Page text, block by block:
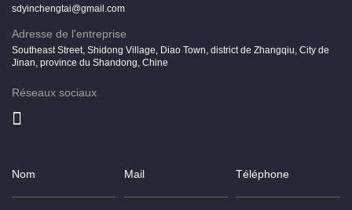
sdyinchengtai@gmail.com
Adresse de l'entreprise
Southeast Street, Shidong Village, Diao Town, district de Zhangqiu, City de
Jinan, province du Shandong, Chine
Réseaux sociaux